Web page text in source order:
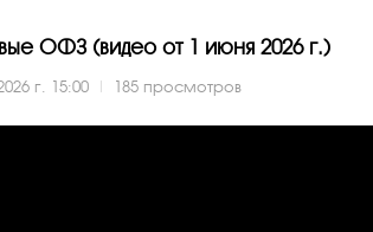
ОФЗ (видео от 1 июня 2026 г.)
г. 15:00 | 185 просмотров